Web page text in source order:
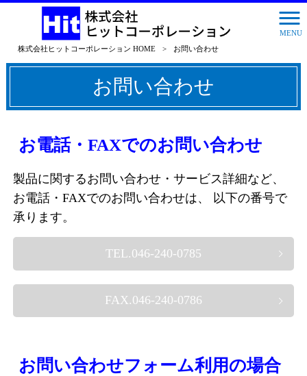
MENU
株式会社ヒットコーポレーション HOME
> お問い合わせ
お問い合わせ
お電話・FAXでのお問い合わせ
製品に関するお問い合わせ・サービス詳細など、
お電話・FAXでのお問い合わせは、 以下の番号で
承ります。
TEL.046-240-0785
FAX.046-240-0786
お問い合わせフォーム利用の場合